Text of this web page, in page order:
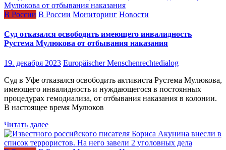
В России В России Мониторинг Новости
Суд отказался освободить имеющего инвалидность
Рустема Мулюкова от отбывания наказания
19. декабря 2023 Europäischer Menschenrechtedialog
Суд в Уфе отказался освободить активиста Рустема Мулюкова,
имеющего инвалидность и нуждающегося в постоянных
процедурах гемодиализа, от отбывания наказания в колонии.
В настоящее время Мулюков
Читать далее